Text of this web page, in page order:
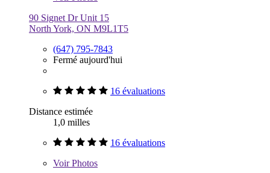
90 Signet Dr Unit 15
North York, ON M9L1T5
(647) 795-7843
Fermé aujourd'hui
16 évaluations
Distance estimée
1,0 milles
16 évaluations
VoirPhotos